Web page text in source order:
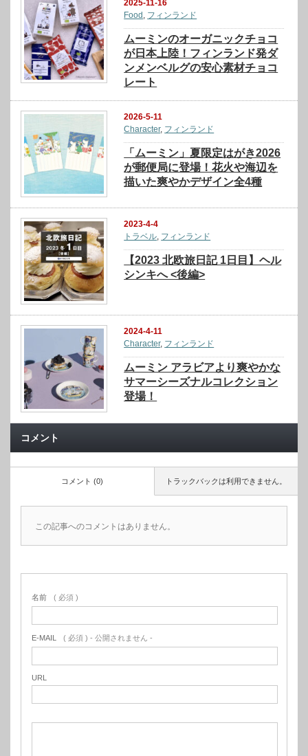
2025-11-16
Food フィンランド
ムーミンのオーガニックチョコ
が日本上陸！フィンランド発ダ
ンメンベルグの安心素材チョコ
レート
2026-5-11
Character, フィンランド
「ムーミン」夏限定はがき2026
が郵便局に登場！花火や海辺を
描いた爽やかデザイン全4種
2023-4-4
トラベル, フィンランド
【2023 北欧旅日記 1日目】ヘル
シンキへ <後編>
2024-4-11
Character, フィンランド
ムーミン アラビアより爽やかな
サマーシーズナルコレクション
登場！
コメント
トラックバックは利用できません。
コメント (0)
この記事へのコメントはありません。
名前 ( 必須 )
E-MAIL ( 必須 ) - 公開されません -
URL